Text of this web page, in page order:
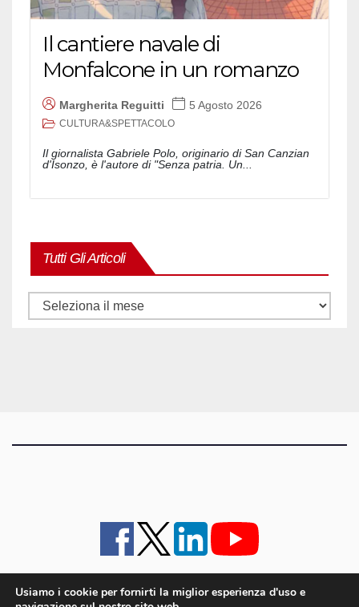
Il cantiere navale di
Monfalcone in un romanzo
Margherita Reguitti 5 Agosto 2026
CULTURA&SPETTACOLO
Il giornalista Gabriele Polo, originario di San Canzian
d'Isonzo, è l'autore di "Senza patria. Un...
Tutti Gli Articoli
Tutti
Usiamo i cookie per fornirti la miglior esperienza d'uso e